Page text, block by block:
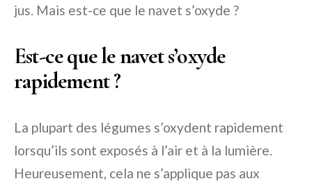
jus. Mais est-ce que le navet s’oxyde ?
Est-ce que le navet s’oxyde
rapidement ?
La plupart des légumes s’oxydent rapidement
lorsqu’ils sont exposés à l’air et à la lumière.
Heureusement, cela ne s’applique pas aux